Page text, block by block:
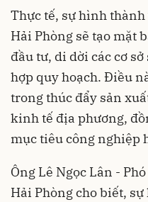
Thực tế, sự hình
Hải Phòng sẽ tạo mặt
đầu tư, di dời các cơ
hợp quy hoạch. Điều
trong thúc đẩy sản
kinh tế địa phương,
mục tiêu công nghiệp
Ông Lê Ngọc Lân -
Hải Phòng cho biết,